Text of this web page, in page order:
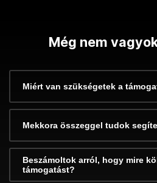
Még nem
Miért van szükségetek a
Mekkora összeggel tudok
Beszámoltok arról, hogy mire
támogatást?